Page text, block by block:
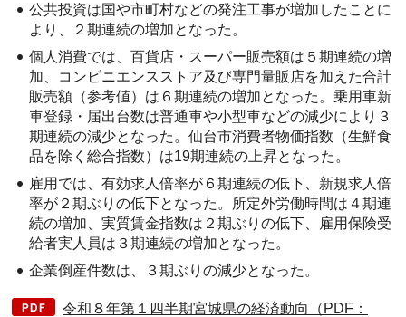
公共投資は国や市町村などの発注工事が増加したことに
より、２期連続の増加となった。
個人消費では、百貨店・スーパー販売額は５期連続の増
加、コンビニエンスストア及び専門量販店を加えた合計
販売額（参考値）は６期連続の増加となった。乗用車新
車登録・届出台数は普通車や小型車などの減少により３
期連続の減少となった。仙台市消費者物価指数（生鮮食
品を除く総合指数）は19期連続の上昇となった。
雇用では、有効求人倍率が６期連続の低下、新規求人倍
率が２期ぶりの低下となった。所定外労働時間は４期連
続の増加、実質賃金指数は２期ぶりの低下、雇用保険受
給者実人員は３期連続の増加となった。
企業倒産件数は、３期ぶりの減少となった。
令和８年第１四半期宮城県の経済動向（PDF：